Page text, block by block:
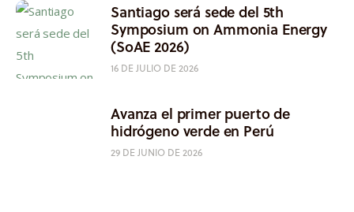
Santiago será sede del 5th
Symposium on Ammonia Energy
(SoAE 2026)
16 DE JULIO DE 2026
Avanza el primer puerto de
hidrógeno verde en Perú
29 DE JUNIO DE 2026